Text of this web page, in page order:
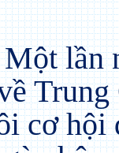
lần
cơ hội